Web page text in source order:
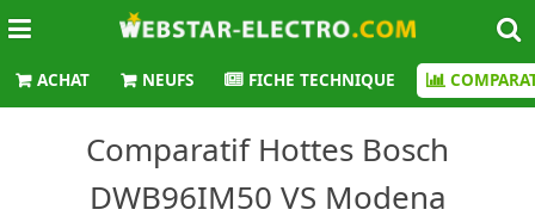
ACHAT NEUFS FICHE TECHNIQUE
Comparatif Hottes Bosch
DWB96IM50 VS Modena